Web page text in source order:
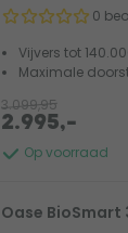
0
Vijvers tot
Maximale
Op voorraad
3.099,95
2.995,-
Oase